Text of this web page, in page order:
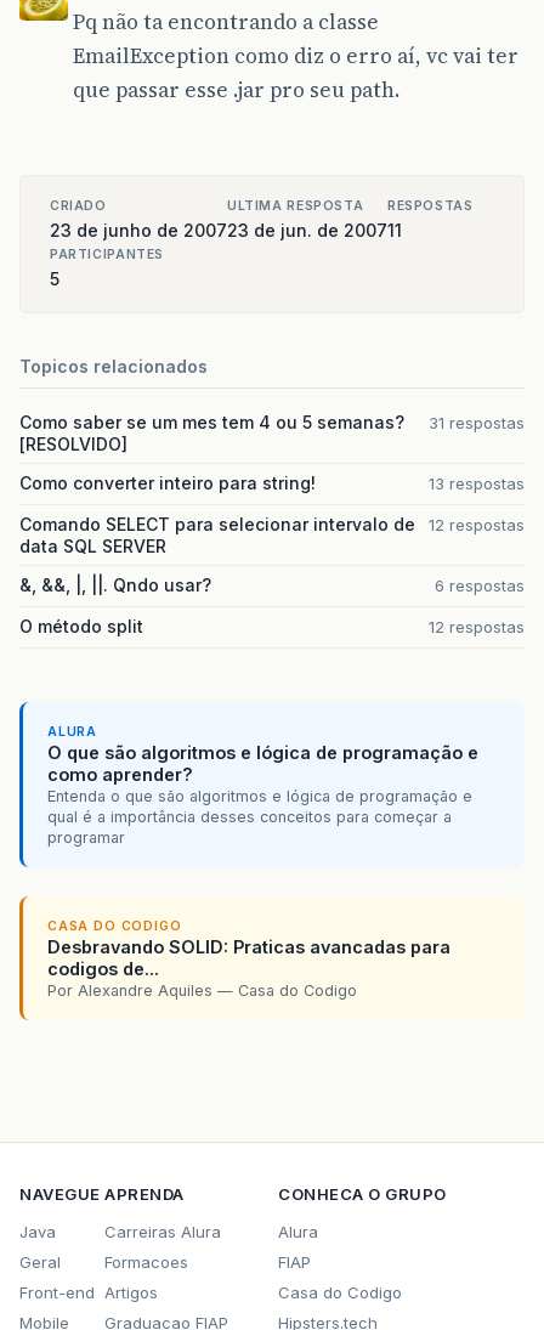
Pq não ta encontrando a classe
EmailException como diz o erro aí, vc vai ter
que passar esse .jar pro seu path.
CRIADO
23 de junho de 2007
ULTIMA RESPOSTA
23 de jun. de 2007
RESPOSTAS
11
PARTICIPANTES
5
Topicos relacionados
Como saber se um mes tem 4 ou 5 semanas?
[RESOLVIDO]
31 respostas
Como converter inteiro para string! 13 respostas
Comando SELECT para selecionar intervalo de
data SQL SERVER
12 respostas
&, &&, |, ||. Qndo usar? 6 respostas
O método split 12 respostas
ALURA
O que são algoritmos e lógica de programação e
como aprender?
Entenda o que são algoritmos e lógica de programação e
qual é a importância desses conceitos para começar a
programar
CASA DO CODIGO
Desbravando SOLID: Praticas avancadas para
codigos de...
Por Alexandre Aquiles — Casa do Codigo
NAVEGUE
Java
Geral
Front-end
Mobile
APRENDA
Carreiras Alura
Formacoes
Artigos
Graduacao FIAP
CONHECA O GRUPO
Alura
FIAP
Casa do Codigo
Hipsters.tech